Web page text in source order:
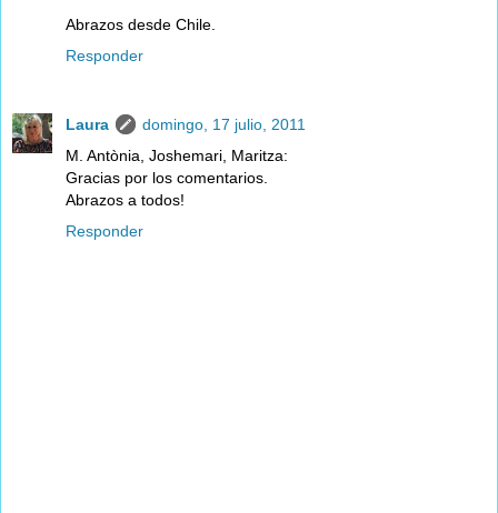
Abrazos desde Chile.
Responder
Laura
domingo, 17 julio, 2011
M. Antònia, Joshemari, Maritza:
Gracias por los comentarios.
Abrazos a todos!
Responder